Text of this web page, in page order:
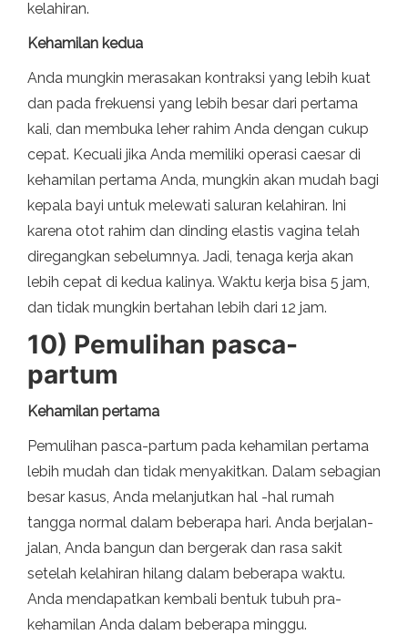
kelahiran.
Kehamilan kedua
Anda mungkin merasakan kontraksi yang lebih kuat
dan pada frekuensi yang lebih besar dari pertama
kali, dan membuka leher rahim Anda dengan cukup
cepat. Kecuali jika Anda memiliki operasi caesar di
kehamilan pertama Anda, mungkin akan mudah bagi
kepala bayi untuk melewati saluran kelahiran. Ini
karena otot rahim dan dinding elastis vagina telah
diregangkan sebelumnya. Jadi, tenaga kerja akan
lebih cepat di kedua kalinya. Waktu kerja bisa 5 jam,
dan tidak mungkin bertahan lebih dari 12 jam.
10) Pemulihan pasca-
partum
Kehamilan pertama
Pemulihan pasca-partum pada kehamilan pertama
lebih mudah dan tidak menyakitkan. Dalam sebagian
besar kasus, Anda melanjutkan hal -hal rumah
tangga normal dalam beberapa hari. Anda berjalan-
jalan, Anda bangun dan bergerak dan rasa sakit
setelah kelahiran hilang dalam beberapa waktu.
Anda mendapatkan kembali bentuk tubuh pra-
kehamilan Anda dalam beberapa minggu.